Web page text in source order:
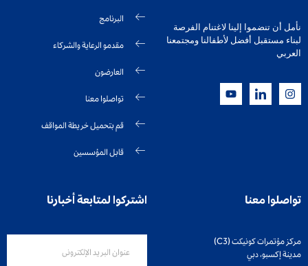
نأمل أن تنضموا إلينا لاغتنام الفرصة
لبناء مستقبل أفضل لأطفالنا ومجتمعنا
العربي
البرنامج
مقدمو الرعاية والشركاء
العارضون
تواصلوا معنا
قم بتحميل خريطة المواقف
قابل المؤسسين
تواصلوا معنا
مركز مؤتمرات كونيكت (C3)
مدينة إكسبو، دبي
اشتركوا لمتابعة أخبارنا